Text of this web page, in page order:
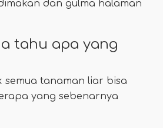
dan gulma halaman
tahu apa yang
semua tanaman liar bisa
yang sebenarnya